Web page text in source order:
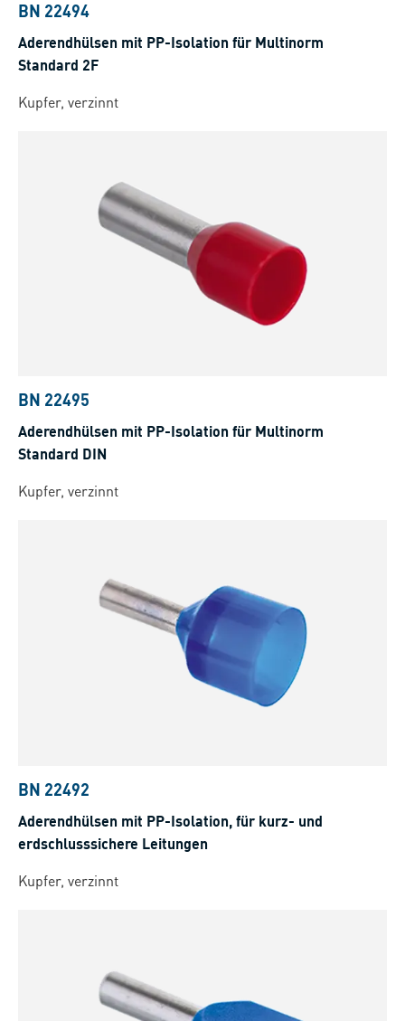
BN 22494
Aderendhülsen mit PP-Isolation für Multinorm
Standard 2F
Kupfer, verzinnt
BN 22495
Aderendhülsen mit PP-Isolation für Multinorm
Standard DIN
Kupfer, verzinnt
BN 22492
Aderendhülsen mit PP-Isolation, für kurz- und
erdschlusssichere Leitungen
Kupfer, verzinnt